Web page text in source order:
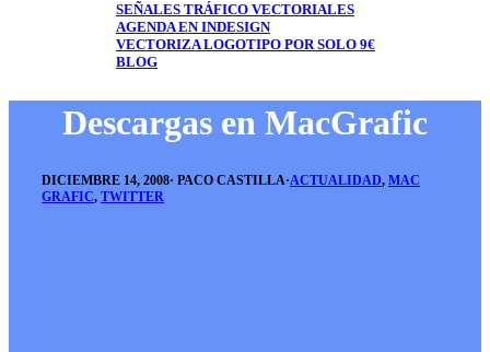
SEÑALES TRÁFICO VECTORIALES
AGENDA EN INDESIGN
VECTORIZA LOGOTIPO POR SOLO 9€
BLOG
Descargas en MacGrafic
DICIEMBRE 14, 2008· PACO CASTILLA·ACTUALIDAD, MAC
GRAFIC, TWITTER